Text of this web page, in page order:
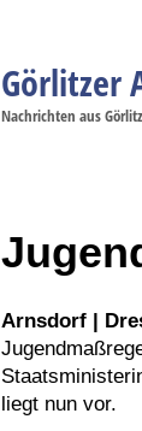
Görlitzer
Nachrichten aus
Arnsdorf |
liegt nun vor.